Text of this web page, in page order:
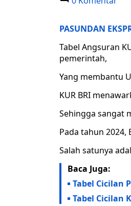
PASUNDAN
Tabel Angsuran
pemerintah,
Yang membantu
KUR BRI
Sehingga sangat
Pada tahun
Salah satunya
Baca Juga:
Tabel Cicilan
Tabel Cicilan